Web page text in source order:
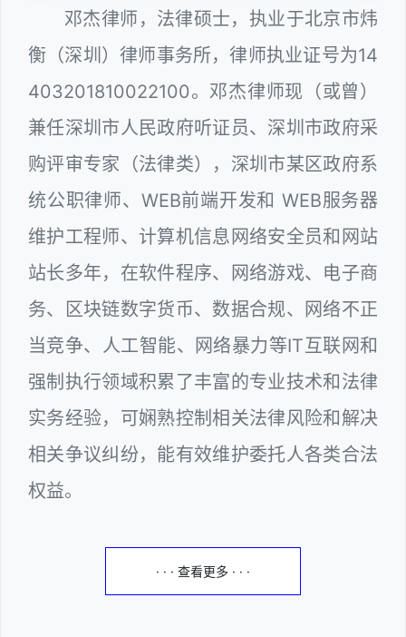
邓杰律师，法律硕士，执业于北京市炜
衡（深圳）律师事务所，律师执业证号为14
403201810022100。邓杰律师现（或曾）
兼任深圳市人民政府听证员、深圳市政府采
购评审专家（法律类），深圳市某区政府系
统公职律师、WEB前端开发和 WEB服务器
维护工程师、计算机信息网络安全员和网站
站长多年，在软件程序、网络游戏、电子商
务、区块链数字货币、数据合规、网络不正
当竞争、人工智能、网络暴力等IT互联网和
强制执行领域积累了丰富的专业技术和法律
实务经验，可娴熟控制相关法律风险和解决
相关争议纠纷，能有效维护委托人各类合法
权益。
· · · 查看更多 · · ·